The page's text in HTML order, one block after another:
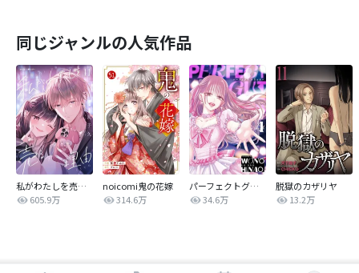
同じジャンルの人気作品
私がわたしを売る理由
605.9万
noicomi鬼の花嫁
314.6万
パーフェクトグリッター
34.6万
脱獄のカザリヤ
13.2万